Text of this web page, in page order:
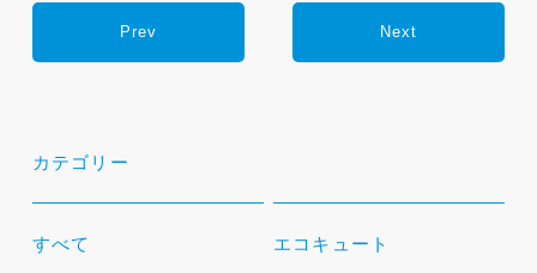
カテゴリー
すべて エコキュート
Prev Next